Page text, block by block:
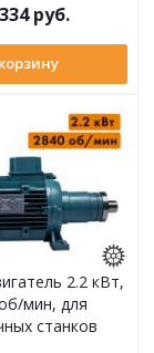
руб.
2.2 кВт,
мин, для
станков